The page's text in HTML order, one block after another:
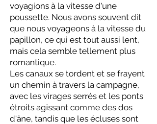
voyagions à la vitesse d'une
poussette. Nous avons souvent dit
que nous voyageons à la vitesse du
papillon, ce qui est tout aussi lent,
mais cela semble tellement plus
romantique.
Les canaux se tordent et se frayent
un chemin à travers la campagne,
avec les virages serrés et les ponts
étroits agissant comme des dos
d'âne, tandis que les écluses sont